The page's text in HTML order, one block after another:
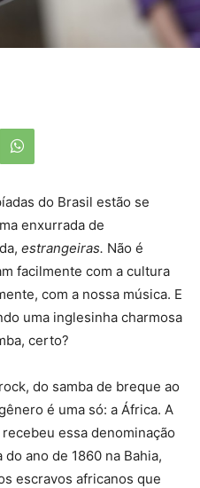
do Brasil estão se
enxurrada de
estrangeiras. Não é
facilmente com a cultura
com a nossa música. E
uma inglesinha charmosa
certo?
do samba de breque ao
é uma só: a África. A
essa denominação
ano de 1860 na Bahia,
escravos africanos que